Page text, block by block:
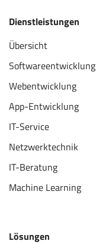
Dienstleistungen
Übersicht
Softwareentwicklung
Webentwicklung
App-Entwicklung
IT-Service
Netzwerktechnik
IT-Beratung
Machine Learning
Lösungen